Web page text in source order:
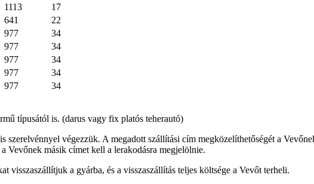
1113
17
641
22
977
34
977
34
977
34
977
34
977
34
típusától is. (darus vagy fix platós teherautó)
szerelvénnyel végezzük. A megadott szállítási cím megközelíthetőségét a
Vevőnek másik címet kell a lerakodásra megjelölnie.
visszaszállítjuk a gyárba, és a visszaszállítás teljes költsége a Vevőt terheli.